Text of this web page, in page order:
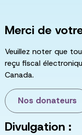
Merci de
Veuillez noter que
reçu fiscal
Canada.
Nos donateurs
Divulgation :